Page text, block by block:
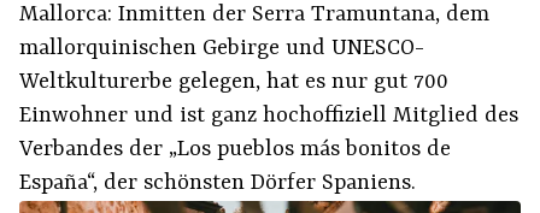
Mallorca: Inmitten der Serra Tramuntana, dem
mallorquinischen Gebirge und UNESCO-
Weltkulturerbe gelegen, hat es nur gut 700
Einwohner und ist ganz hochoffiziell Mitglied des
Verbandes der „Los pueblos más bonitos de
España“, der schönsten Dörfer Spaniens.